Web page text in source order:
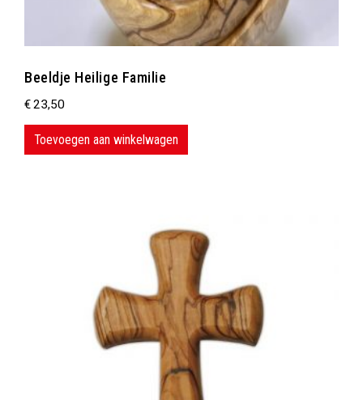
Beeldje Heilige Familie
€23,50
Toevoegen aan winkelwagen